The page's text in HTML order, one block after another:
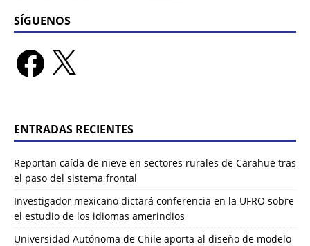
SÍGUENOS
ENTRADAS RECIENTES
Reportan caída de nieve en sectores rurales de Carahue tras
el paso del sistema frontal
Investigador mexicano dictará conferencia en la UFRO sobre
el estudio de los idiomas amerindios
Universidad Autónoma de Chile aporta al diseño de modelo